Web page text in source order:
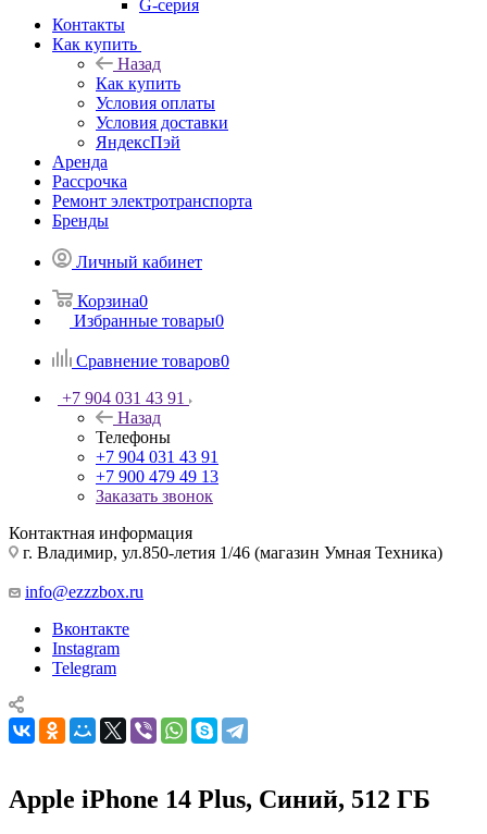
G-серия
Контакты
Как купить
Назад
Как купить
Условия оплаты
Условия доставки
ЯндексПэй
Аренда
Рассрочка
Ремонт электротранспорта
Бренды
Личный кабинет
Корзина0
Избранные товары0
Сравнение товаров0
+7 904 031 43 91
Назад
Телефоны
+7 904 031 43 91
+7 900 479 49 13
Заказать звонок
Контактная информация
г. Владимир, ул.850-летия 1/46 (магазин Умная Техника)
info@ezzzbox.ru
Вконтакте
Instagram
Telegram
Apple iPhone 14 Plus, Синий, 512 ГБ